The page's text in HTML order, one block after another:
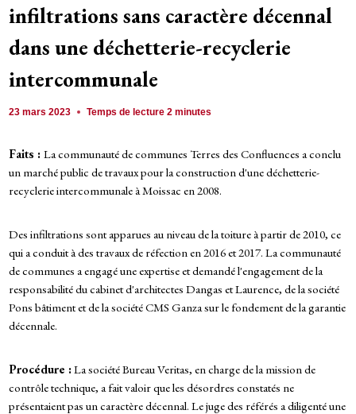
infiltrations sans caractère décennal
dans une déchetterie-recyclerie
intercommunale
23 mars 2023 Temps de lecture2 minutes
Faits : La communauté de communes Terres des Confluences a conclu
un marché public de travaux pour la construction d'une déchetterie-
recyclerie intercommunale à Moissac en 2008.
Des infiltrations sont apparues au niveau de la toiture à partir de 2010, ce
qui a conduit à des travaux de réfection en 2016 et 2017. La communauté
de communes a engagé une expertise et demandé l'engagement de la
responsabilité du cabinet d'architectes Dangas et Laurence, de la société
Pons bâtiment et de la société CMS Ganza sur le fondement de la garantie
décennale.
Procédure : La société Bureau Veritas, en charge de la mission de
contrôle technique, a fait valoir que les désordres constatés ne
présentaient pas un caractère décennal. Le juge des référés a diligenté une